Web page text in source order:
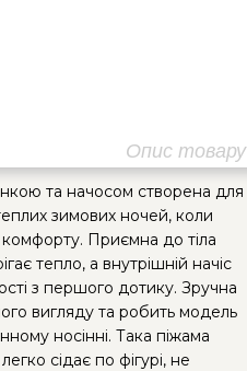
Опис товару
та начосом створена для
зимових ночей, коли
комфорту. Приємна до тіла
тепло, а внутрішній начіс
з першого дотику. Зручна
вигляду та робить модель
носінні. Така піжама
сідає по фігурі, не